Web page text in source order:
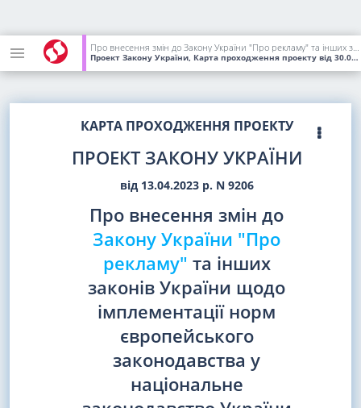
Про внесення змін до Закону України "Про рекламу" та інших законів України щодо імплементації норм європейського законодавства у національне законодавство України шляхом імплементації окремих положень законодавства Європейського Союзу у сфері аудіовізуальної реклами (Європейської конвенції про транскордонне телебачення, Директиви Європейського парламенту та Ради 2010/13/ЄС про аудіовізуальні медіапослуги від 10 березня 2010 року із змінами, внесеними Директивою (ЄС) 2018/1808 від 14 листопада 2018 року)
Проект Закону України, Карта проходження проекту від 30.05.2023
КАРТА ПРОХОДЖЕННЯ ПРОЕКТУ
ПРОЕКТ ЗАКОНУ УКРАЇНИ
від 13.04.2023 р. N 9206
Про внесення змін до
Закону України "Про
рекламу" та інших
законів України щодо
імплементації норм
європейського
законодавства у
національне